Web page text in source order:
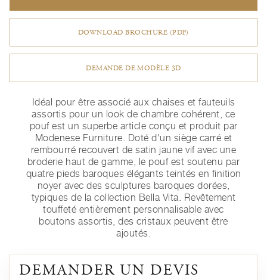
DOWNLOAD BROCHURE (PDF)
DEMANDE DE MODÈLE 3D
Idéal pour être associé aux chaises et fauteuils
assortis pour un look de chambre cohérent, ce
pouf est un superbe article conçu et produit par
Modenese Furniture. Doté d'un siège carré et
rembourré recouvert de satin jaune vif avec une
broderie haut de gamme, le pouf est soutenu par
quatre pieds baroques élégants teintés en finition
noyer avec des sculptures baroques dorées,
typiques de la collection Bella Vita. Revêtement
touffeté entièrement personnalisable avec
boutons assortis, des cristaux peuvent être
ajoutés.
DEMANDER UN DEVIS